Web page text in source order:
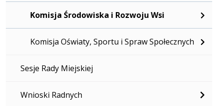
Komisja Środowiska i Rozwoju Wsi
Komisja Oświaty, Sportu i Spraw Społecznych
Sesje Rady Miejskiej
Wnioski Radnych